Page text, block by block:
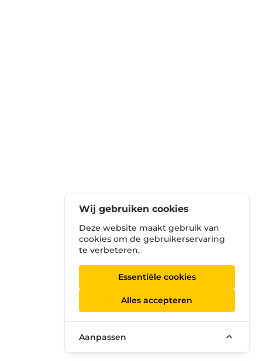
Wij gebruiken cookies
Deze website maakt gebruik van
cookies om de gebruikerservaring
te verbeteren.
Essentiële cookies
Alles accepteren
Aanpassen